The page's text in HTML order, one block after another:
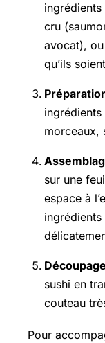
ingrédients
cru
avocat),
qu’ils
morceaux,
sur une
espace à
Découpage
sushi en
couteau
Pour